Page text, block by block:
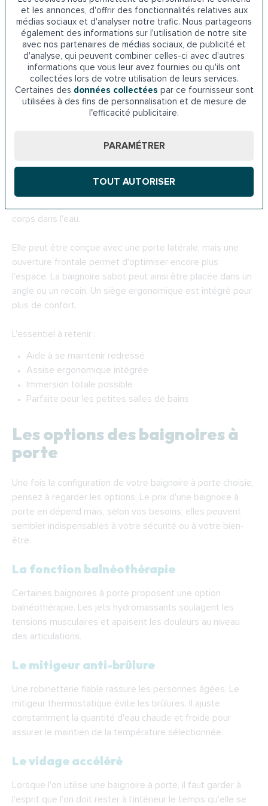
et les annonces, d'offrir des fonctionnalités relatives aux
médias sociaux et d'analyser notre trafic. Nous partageons
également des informations sur l'utilisation de notre site
avec nos partenaires de médias sociaux, de publicité et
d'analyse, qui peuvent combiner celles-ci avec d'autres
informations que vous leur avez fournies ou qu'ils ont
collectées lors de votre utilisation de leurs services.
Certaines des données collectées par ce fournisseur sont
utilisées à des fins de personnalisation et de mesure de
l’efficacité publicitaire.
PARAMÉTRER
TOUT AUTORISER
seul modèle qui permet une entrée et une sortie en
position assise.
L'essentiel à retenir :
Ouverture centrale
Peu profonde
Entrée possible en position assise
La baignoire sabot à porte
La baignoire sabot à porte est faite pour les petites salles
corps dans l'eau.
Elle peut être conçue avec une porte latérale, mais une
ouverture frontale permet d'optimiser encore plus
l'espace. La baignoire sabot peut ainsi être placée dans un
angle ou un recoin. Un siège ergonomique est intégré pour
plus de confort.
L'essentiel à retenir :
Aide à se maintenir redressé
Assise ergonomique intégrée
Immersion totale possible
Parfaite pour les petites salles de bains
Les options des baignoires à
porte
Une fois la configuration de votre baignoire à porte choisie,
pensez à regarder les options. Le prix d'une baignoire à
porte en dépend mais, selon vos besoins, elles peuvent
sembler indispensables à votre sécurité ou à votre bien-
être.
La fonction balnéothérapie
Certaines baignoires à porte proposent une option
balnéothérapie. Les jets hydromassants soulagent les
tensions musculaires et apaisent les douleurs au niveau
des articulations.
Le mitigeur anti-brûlure
Une robinetterie fiable rassure les personnes âgées. Le
mitigeur thermostatique évite les brûlures. Il ajuste
constamment la quantité d'eau chaude et froide pour
assurer le maintien de la température sélectionnée.
Le vidage accéléré
Lorsque l'on utilise une baignoire à porte, il faut garder à
l'esprit que l'on doit rester à l'intérieur le temps qu'elle se